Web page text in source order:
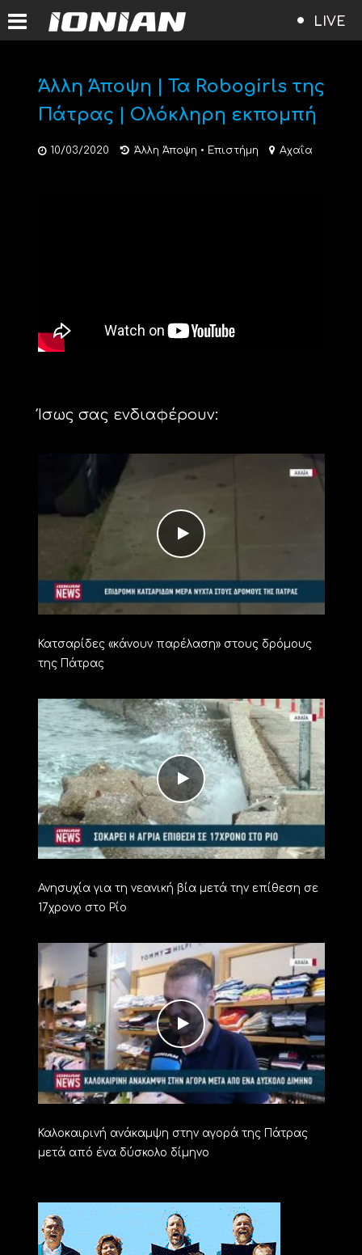
LIVE
Άλλη Άποψη | Τα Robogirls της
Πάτρας | Ολόκληρη εκπομπή
10/03/2020 Άλλη Άποψη • Επιστήμη Αχαΐα
Ίσως σας ενδιαφέρουν:
Κατσαρίδες «κάνουν παρέλαση» στους δρόμους
της Πάτρας
Ανησυχία για τη νεανική βία μετά την επίθεση σε
17χρονο στο Ρίο
Καλοκαιρινή ανάκαμψη στην αγορά της Πάτρας
μετά από ένα δύσκολο δίμηνο